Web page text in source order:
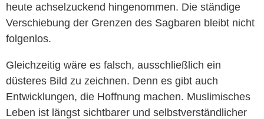
heute achselzuckend hingenommen. Die ständige
Verschiebung der Grenzen des Sagbaren bleibt nicht
folgenlos.
Gleichzeitig wäre es falsch, ausschließlich ein
düsteres Bild zu zeichnen. Denn es gibt auch
Entwicklungen, die Hoffnung machen. Muslimisches
Leben ist längst sichtbarer und selbstverständlicher